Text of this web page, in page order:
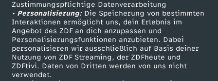
Zustimmungspflichtige Datenverarbeitung
• Personalisierung:Die Speicherung von bestimmten
Interaktionen ermöglicht uns, dein Erlebnis im
Angebot des ZDF an dich anzupassen und
Personalisierungsfunktionen anzubieten. Dabei
personalisieren wir ausschließlich auf Basis deiner
Nutzung von ZDF Streaming, der ZDFheute und
ZDFtivi. Daten von Dritten werden von uns nicht
verwendet.
Livestreams
Sendungen A-Z
TV-Programm
Zuschauerservice
Hilfe